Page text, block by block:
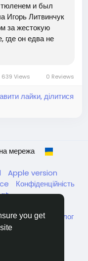
you get
тюленем и был
Игорь Литвинчук
за жестокую
где он едва не
639 Views 0 Reviews
лайки, ділитися
мережа
Apple version
Конфіденційність
в Україні
Каталог